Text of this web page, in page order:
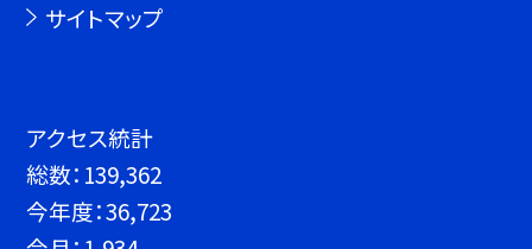
サイトマップ
アクセス統計
総数： 139,362
今年度：36,723